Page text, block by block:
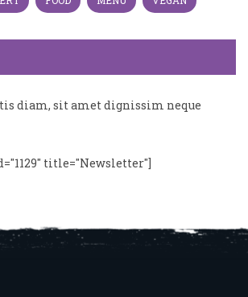
diam, sit amet dignissim neque
title="Newsletter"]